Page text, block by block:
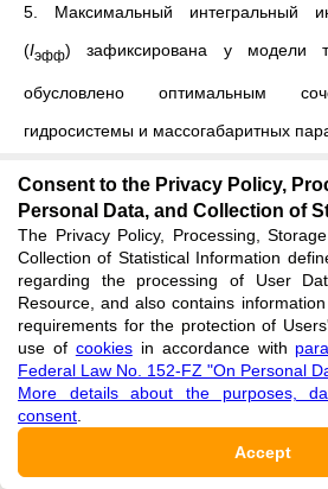
5. Максимальный интегральный
(Iэфф) зафиксирована у модели
обусловлено оптимальным
гидросистемы и массогабаритных
6.Для нужд жилищно-
микроремонта дорог наиболее
средний класс,
маневренностью,
работ.
Consent to the Privacy Policy,
Personal Data, and Collection of
The Privacy Policy, Processing,
Collection of Statistical Information
regarding the processing of User
Resource, and also contains
requirements for the protection of
use of cookiesin accordance with
Federal Law No. 152-FZ "On Personal
More details about the purposes,
consent
Accept